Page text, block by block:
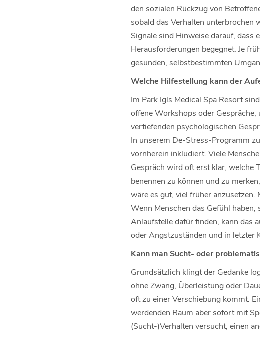
den sozialen Rückzug von
sobald das Verhalten unterbrochen
Signale sind Hinweise darauf, dass
Herausforderungen begegnet. Je
gesunden, selbstbestimmten
Welche Hilfestellung kann der
Im Park Igls Medical Spa Resort
offene Workshops oder
vertiefenden psychologischen
In unserem De-Stress-Programm
vornherein inkludiert. Viele
Gespräch wird oft erst klar, welche
benennen zu können und zu
wäre es gut, viel früher anzusetzen.
Wenn Menschen das Gefühl
Anlaufstelle dafür finden, kann das
oder Angstzuständen und in letzter
Kann man Sucht- oder
Grundsätzlich klingt der Gedanke
ohne Zwang, Überleistung oder
oft zu einer Verschiebung kommt.
werdenden Raum aber sofort mit
(Sucht-)Verhalten versucht, einen